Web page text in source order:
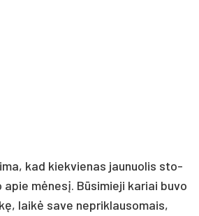
kad kiek­vie­nas jau­nuo­lis sto­
mė­ne­sį. Bū­si­mie­ji ka­riai bu­vo
lai­kė sa­ve ne­prik­lau­so­mais,